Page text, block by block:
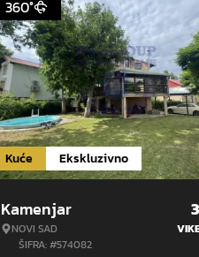
Kuće Ekskluzivno
360°
Kamenjar
NOVI SAD
ŠIFRA: #574082